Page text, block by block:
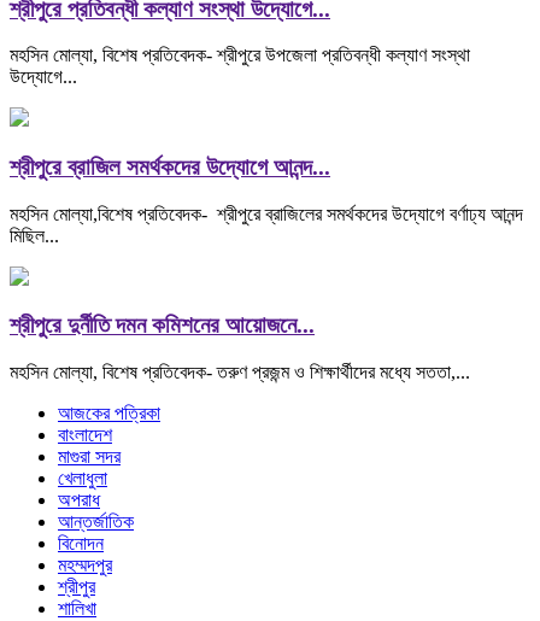
শ্রীপুরে প্রতিবন্ধী কল্যাণ সংস্থা উদ্যোগে...
মহসিন মোল্যা, বিশেষ প্রতিবেদক- শ্রীপুরে উপজেলা প্রতিবন্ধী কল্যাণ সংস্থা
উদ্যোগে...
শ্রীপুরে ব্রাজিল সমর্থকদের উদ্যোগে আনন্দ...
মহসিন মোল্যা,বিশেষ প্রতিবেদক- শ্রীপুরে ব্রাজিলের সমর্থকদের উদ্যোগে বর্ণাঢ্য আনন্দ
মিছিল...
শ্রীপুরে দুর্নীতি দমন কমিশনের আয়োজনে...
মহসিন মোল্যা, বিশেষ প্রতিবেদক- তরুণ প্রজন্ম ও শিক্ষার্থীদের মধ্যে সততা,...
আজকের পত্রিকা
বাংলাদেশ
মাগুরা সদর
খেলাধুলা
অপরাধ
আন্তর্জাতিক
বিনোদন
মহম্মদপুর
শ্রীপুর
শালিখা